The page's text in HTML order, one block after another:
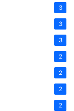
3
3
3
2
2
2
2